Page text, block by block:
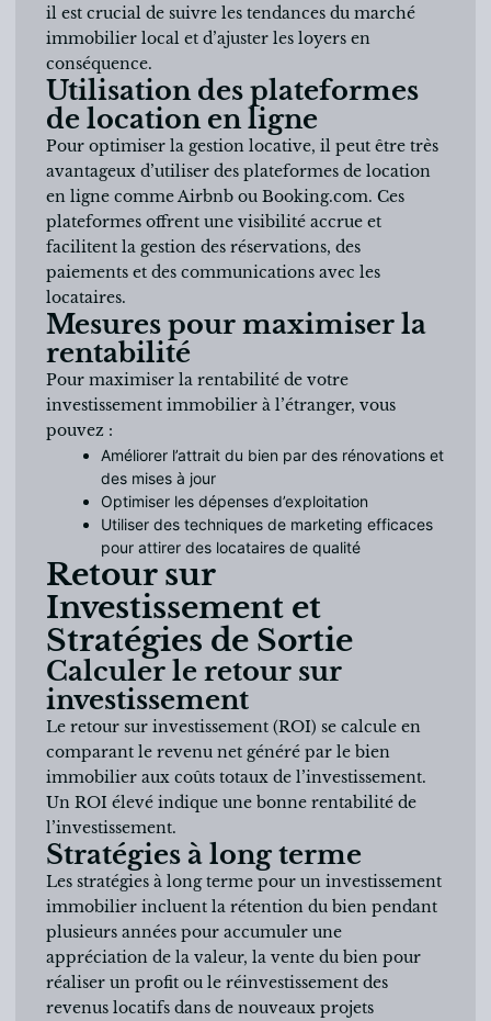
il est crucial de suivre les tendances du marché
immobilier local et d’ajuster les loyers en
conséquence.
Utilisation des plateformes
de location en ligne
Pour optimiser la gestion locative, il peut être très
avantageux d’utiliser des plateformes de location
en ligne comme Airbnb ou Booking.com. Ces
plateformes offrent une visibilité accrue et
facilitent la gestion des réservations, des
paiements et des communications avec les
locataires.
Mesures pour maximiser la
rentabilité
Pour maximiser la rentabilité de votre
investissement immobilier à l’étranger, vous
pouvez :
Améliorer l’attrait du bien par des rénovations et
des mises à jour
Optimiser les dépenses d’exploitation
Utiliser des techniques de marketing efficaces
pour attirer des locataires de qualité
Retour sur
Investissement et
Stratégies de Sortie
Calculer le retour sur
investissement
Le retour sur investissement (ROI) se calcule en
comparant le revenu net généré par le bien
immobilier aux coûts totaux de l’investissement.
Un ROI élevé indique une bonne rentabilité de
l’investissement.
Stratégies à long terme
Les stratégies à long terme pour un investissement
immobilier incluent la rétention du bien pendant
plusieurs années pour accumuler une
appréciation de la valeur, la vente du bien pour
réaliser un profit ou le réinvestissement des
revenus locatifs dans de nouveaux projets